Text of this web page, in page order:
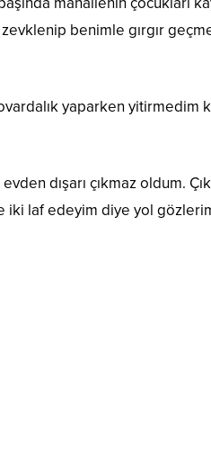
benimle gırgır
yaparken yitirmedim
dışarı çıkmaz oldum.
iki laf edeyim diye yol